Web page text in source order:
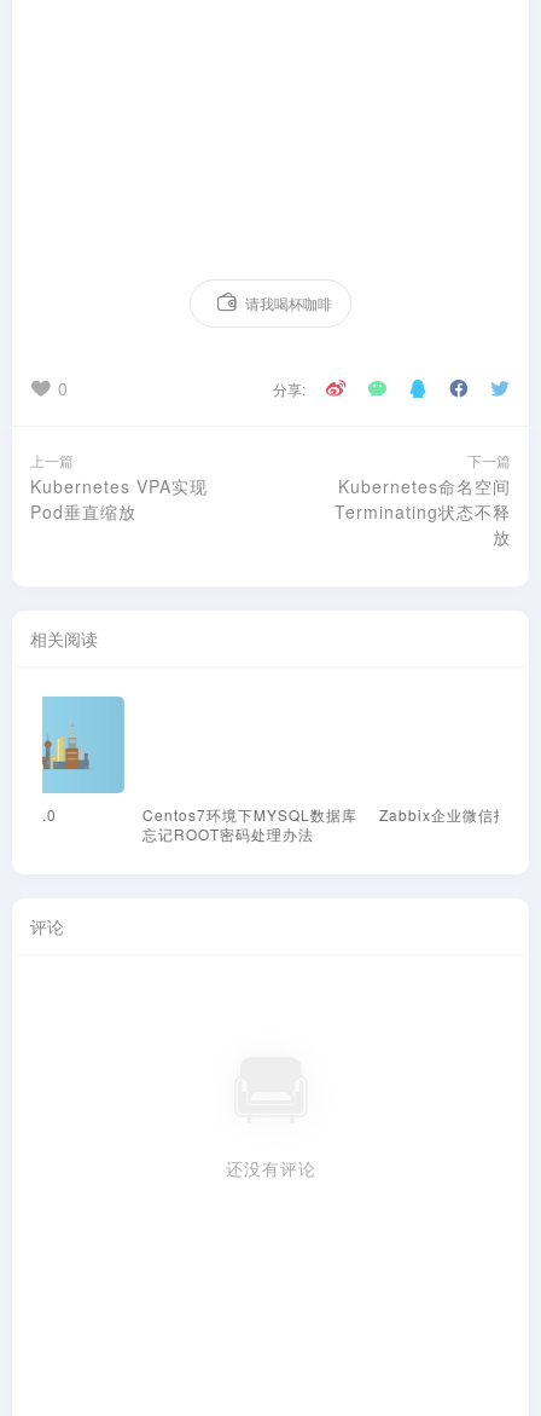
请我喝杯咖啡
0 分享:
上一篇
Kubernetes VPA实现
Pod垂直缩放
下一篇
Kubernetes命名空间
Terminating状态不释
放
相关阅读
Centos7环境下MYSQL数据库
忘记ROOT密码处理办法
Zabbix企业微信报警推送脚本
评论
还没有评论